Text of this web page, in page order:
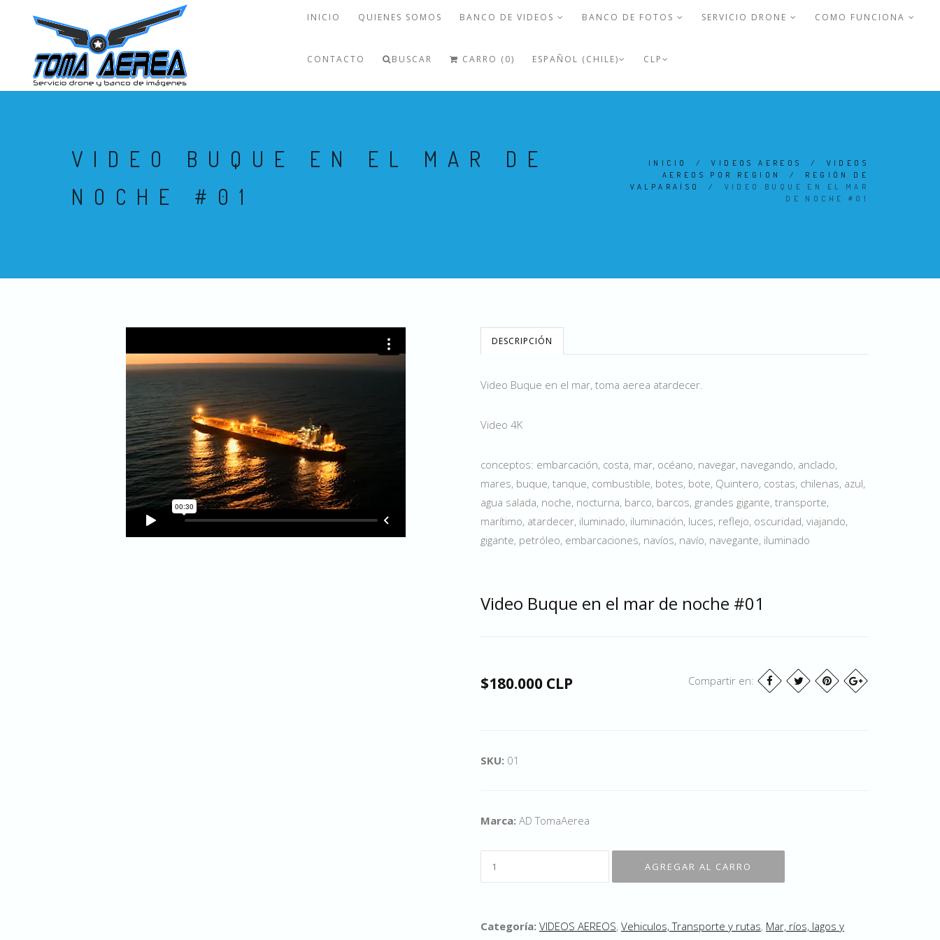
INICIO QUIENES SOMOS BANCO DE VIDEOS BANCO DE FOTOS SERVICIO DRONE COMO FUNCIONA
CONTACTO BUSCAR CARRO (0) ESPAÑOL (CHILE) CLP
VIDEO BUQUE EN EL MAR DE
NOCHE #01
INICIO /VIDEOS AEREOS / VIDEOS
AEREOS POR REGION
/ REGIÓN DE
VALPARAÍSO
/ VIDEO BUQUE EN EL MAR
DE NOCHE #01
DESCRIPCIÓN
Video Buque en el mar, toma aerea atardecer.
Video 4K
conceptos: embarcación, costa, mar, océano, navegar, navegando, anclado,
mares, buque, tanque, combustible, botes, bote, Quintero, costas, chilenas, azul,
agua salada, noche, nocturna, barco, barcos, grandes gigante, transporte,
marítimo, atardecer, iluminado, iluminación, luces, reflejo, oscuridad, viajando,
gigante, petróleo, embarcaciones, navíos, navío, navegante, iluminado
Video Buque en el mar de noche #01
$180.000 CLP Compartir en:
SKU: 01
Marca: AD TomaAerea
Categoría: VIDEOS AEREOS, Vehiculos, Transporte y rutas, Mar, ríos, lagos y